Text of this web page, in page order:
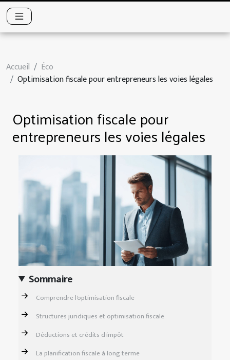
Accueil
Éco
Optimisation fiscale pour entrepreneurs les voies légales
Optimisation fiscale pour
entrepreneurs les voies légales
Sommaire
Comprendre l'optimisation fiscale
Structures juridiques et optimisation fiscale
Déductions et crédits d'impôt
La planification fiscale à long terme